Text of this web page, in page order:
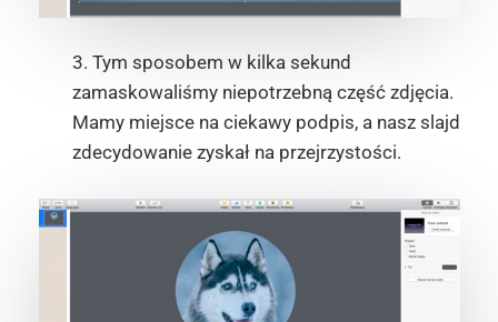
3. Tym sposobem w kilka sekund
zamaskowaliśmy niepotrzebną część zdjęcia.
Mamy miejsce na ciekawy podpis, a nasz slajd
zdecydowanie zyskał na przejrzystości.